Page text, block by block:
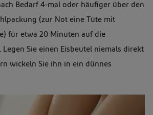
Bedarf 4-mal oder häufiger über den
(zur Not eine Tüte mit
für etwa 20 Minuten auf die
Legen Sie einen Eisbeutel niemals direkt
wickeln Sie ihn in ein dünnes